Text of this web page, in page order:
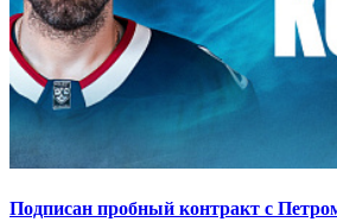
Подписан пробный контракт с